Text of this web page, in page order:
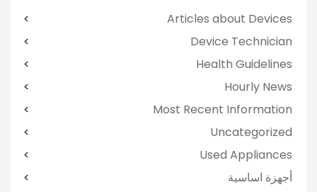
Articles about Devices
Device Technician
Health Guidelines
Hourly News
Most Recent Information
Uncategorized
Used Appliances
أجهزة اساسية